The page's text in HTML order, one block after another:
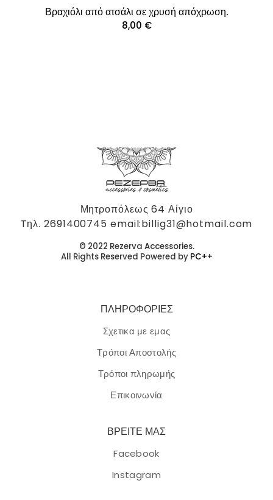
Βραχιόλι από ατσάλι σε χρυσή απόχρωση.
8,00 €
Μητροπόλεως 64 Αίγιο
Tηλ. 2691400745 email:billig31@hotmail.com
© 2022 Rezerva Accessories.
All Rights Reserved Powered by PC++
ΠΛΗΡΟΦΟΡΙΕΣ
Σχετικα με εμας
Τρόποι Αποστολής
Τρόποι πληρωμής
Επικοινωνία
ΒΡΕΙΤΕ ΜΑΣ
Facebook
Instagram